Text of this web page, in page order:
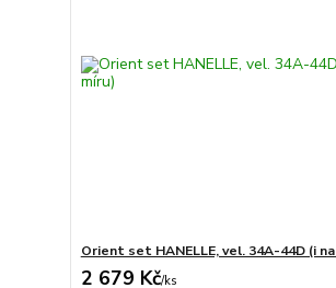
Orient set HANELLE, vel. 34A-44D (i
2 679 Kč/ks